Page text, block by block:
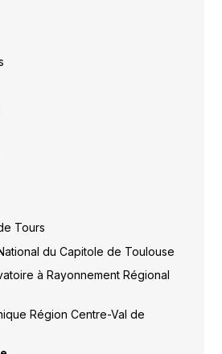
Tours
du Capitole de Toulouse
à Rayonnement Régional
Région Centre-Val de